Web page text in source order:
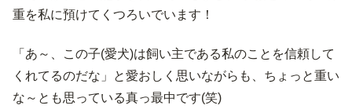
重を私に預けてくつろいでいます！
「あ～、この子(愛犬)は飼い主である私のことを信頼して
くれてるのだな」と愛おしく思いながらも、ちょっと重い
な～とも思っている真っ最中です(笑)